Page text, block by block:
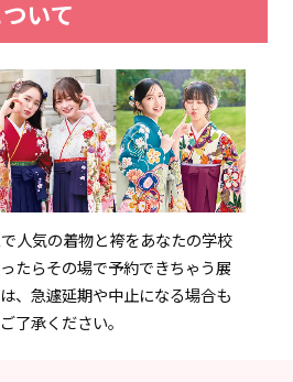
いて
人気の着物と袴をあなたの学校
たらその場で予約できちゃう展
、急遽延期や中止になる場合も
了承ください。